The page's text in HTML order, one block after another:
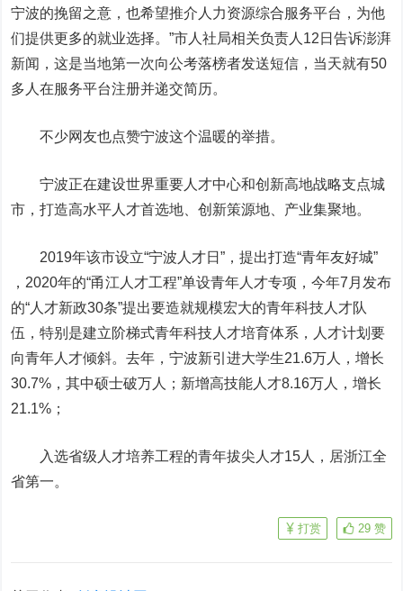
宁波的挽留之意，也希望推介人力资源综合服务平台，为他
们提供更多的就业选择。”市人社局相关负责人12日告诉澎湃
新闻，这是当地第一次向公考落榜者发送短信，当天就有50
多人在服务平台注册并递交简历。
不少网友也点赞宁波这个温暖的举措。
宁波正在建设世界重要人才中心和创新高地战略支点城
市，打造高水平人才首选地、创新策源地、产业集聚地。
2019年该市设立“宁波人才日”，提出打造“青年友好城”
，2020年的“甬江人才工程”单设青年人才专项，今年7月发布
的“人才新政30条”提出要造就规模宏大的青年科技人才队
伍，特别是建立阶梯式青年科技人才培育体系，人才计划要
向青年人才倾斜。去年，宁波新引进大学生21.6万人，增长
30.7%，其中硕士破万人；新增高技能人才8.16万人，增长
21.1%；
入选省级人才培养工程的青年拔尖人才15人，居浙江全
省第一。
29 赞
打赏